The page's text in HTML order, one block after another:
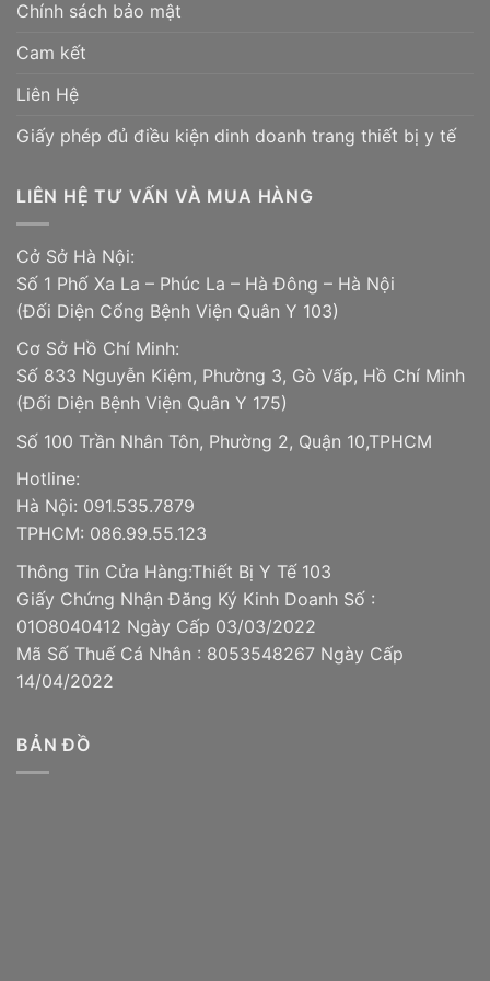
gọn nhanh chóng.
5. Không tích tụ vi khuẩn và các tác nhân gây bệnh
khác.
6. Dễ dàng vệ sinh, làm sạch.
7. Dễ thu gọn và cất giữ mà không tốn nhiều diện tích.
bệnh viện, trung tâm điều trị,…
Cửa hàng Thiết Bị Y Tế 103
Địa chỉ: số 1A – Phố Xa La – Phúc La – Hà Đông – Hà
Nội (Đối diện cổng số 2 Bệnh Viện Quân Y 103)
Số điện thoại : 091.535.78.79 – 0977.837.532
Địa chỉ: 833 Nguyễn Kiệm, Phường 3, Gò Vấp, TPHCM
(Đối diện bệnh viện quân y 175)
Đệm hơi chống loét bảo hành 1 năm
Chính sách bảo mật
Cam kết
Liên Hệ
Giấy phép đủ điều kiện dinh doanh trang thiết bị y tế
LIÊN HỆ TƯ VẤN VÀ MUA HÀNG
Cở Sở Hà Nội:
Số 1 Phố Xa La – Phúc La – Hà Đông – Hà Nội
(Đối Diện Cổng Bệnh Viện Quân Y 103)
Cơ Sở Hồ Chí Minh:
Số 833 Nguyễn Kiệm, Phường 3, Gò Vấp, Hồ Chí Minh
(Đối Diện Bệnh Viện Quân Y 175)
Số 100 Trần Nhân Tôn, Phường 2, Quận 10,TPHCM
Hotline:
Hà Nội: 091.535.7879
TPHCM: 086.99.55.123
Thông Tin Cửa Hàng:Thiết Bị Y Tế 103
Giấy Chứng Nhận Đăng Ký Kinh Doanh Số :
01O8040412 Ngày Cấp 03/03/2022
Mã Số Thuế Cá Nhân : 8053548267 Ngày Cấp
14/04/2022
BẢN ĐỒ